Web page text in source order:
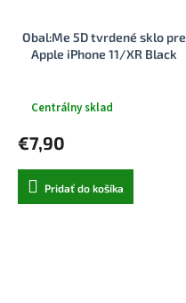
Obal:Me 5D tvrdené sklo pre
Apple iPhone 11/XR Black
Centrálny sklad
€7,90
Pridať do košíka